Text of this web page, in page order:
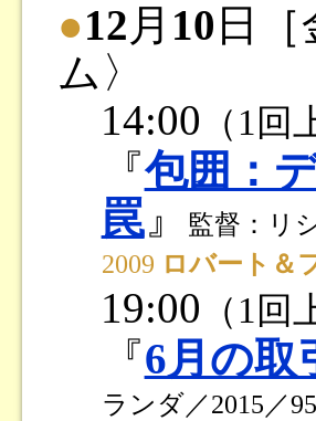
●12 月 10 日
ム〉
14:00 （1回
『包囲：
罠』
監督：リ
2009 ロバート＆
19:00 （1回
『6月の取
ランダ／2015／